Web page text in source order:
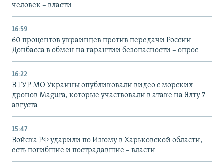
человек – власти
16:59
60 процентов украинцев против передачи России
Донбасса в обмен на гарантии безопасности – опрос
16:22
В ГУР МО Украины опубликовали видео с морских
дронов Magura, которые участвовали в атаке на Ялту 7
августа
15:47
Войска РФ ударили по Изюму в Харьковской области,
есть погибшие и пострадавшие – власти